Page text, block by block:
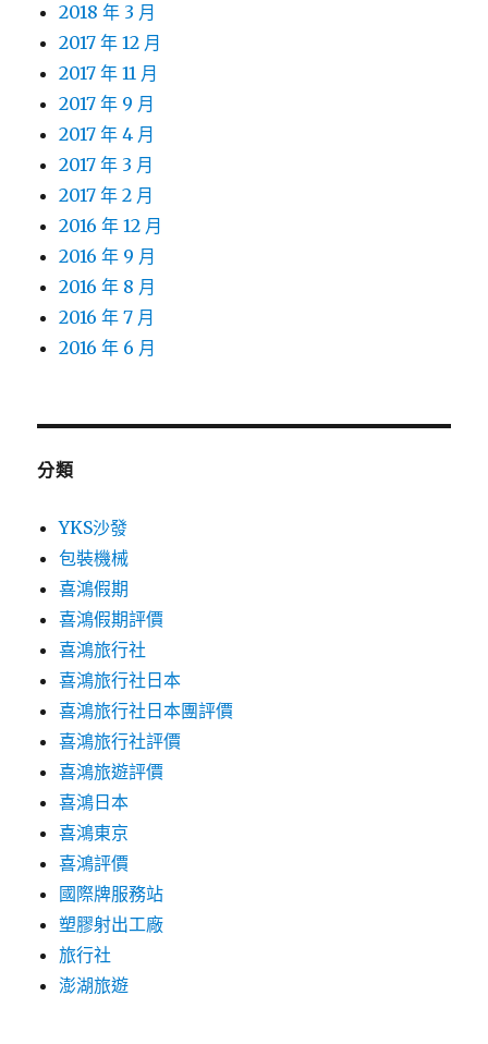
2018 年 3 月
2017 年 12 月
2017 年 11 月
2017 年 9 月
2017 年 4 月
2017 年 3 月
2017 年 2 月
2016 年 12 月
2016 年 9 月
2016 年 8 月
2016 年 7 月
2016 年 6 月
分類
YKS沙發
包裝機械
喜鴻假期
喜鴻假期評價
喜鴻旅行社
喜鴻旅行社日本
喜鴻旅行社日本團評價
喜鴻旅行社評價
喜鴻旅遊評價
喜鴻日本
喜鴻東京
喜鴻評價
國際牌服務站
塑膠射出工廠
旅行社
澎湖旅遊